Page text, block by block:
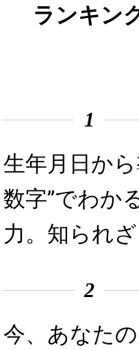
ランキン
1
生年月日か
数字”でわか
力。知られ
2
今、あなた